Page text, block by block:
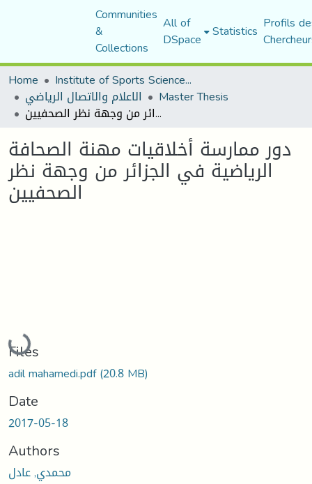
Communities
&
Collections
All of
DSpace Statistics Profils
Home
Institute of Sports Sciences and Techniques
الاعلام والاتصال الرياضي Master Thesis
دور ممارسة أخلاقيات مهنة الصحافة الرياضية في الجزائر من وجهة نظر الصحفيين
دور ممارسة أخلاقيات مهنة الصحافة
الرياضية في الجزائر من وجهة نظر
الصحفيين
Loading...
Files
adil mahamedi.pdf(20.8 MB)
Date
2017-05-18
Authors
محمدي, عادل